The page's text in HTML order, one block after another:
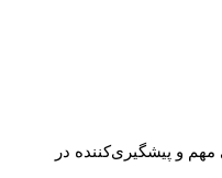
و پیشگیری‌کننده در